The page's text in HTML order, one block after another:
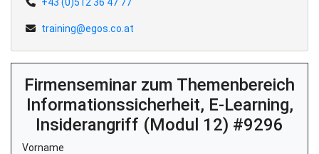
training@egos.co.at
Firmenseminar zum Themenbereich
Informationssicherheit, E-Learning,
Insiderangriff (Modul 12) #9296
Vorname